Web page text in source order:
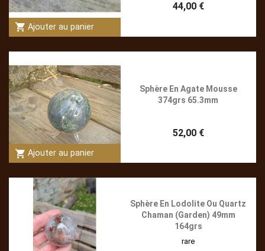
shopping_cart Ajouter au panier
44,00 €
shopping_cart Ajouter au panier
Sphère En Agate Mousse
374grs 65.3mm
52,00 €
Sphère En Lodolite Ou Quartz
Chaman (Garden) 49mm
164grs
rare